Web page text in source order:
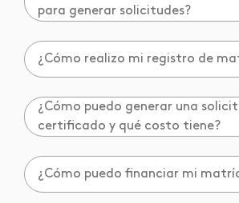
para generar solicitudes?
¿Cómo realizo mi registro de
¿Cómo puedo generar una
certificado y qué costo tiene?
¿Cómo puedo financiar mi